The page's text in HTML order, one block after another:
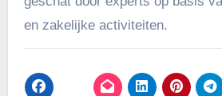
en zakelijke activiteiten.